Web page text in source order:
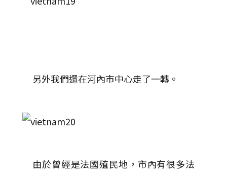
另外我們還在河內市中心走了一轉。
由於曾經是法國殖民地，市內有很多法